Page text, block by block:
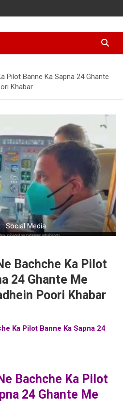
Pilot Banne Ka Sapna 24 Ghante
Khabar
Social Media
Bachche Ka Pilot
24 Ghante Me
Poori Khabar
Ka Pilot Banne Ka Sapna 24
Bachche Ka Pilot
24 Ghante Me